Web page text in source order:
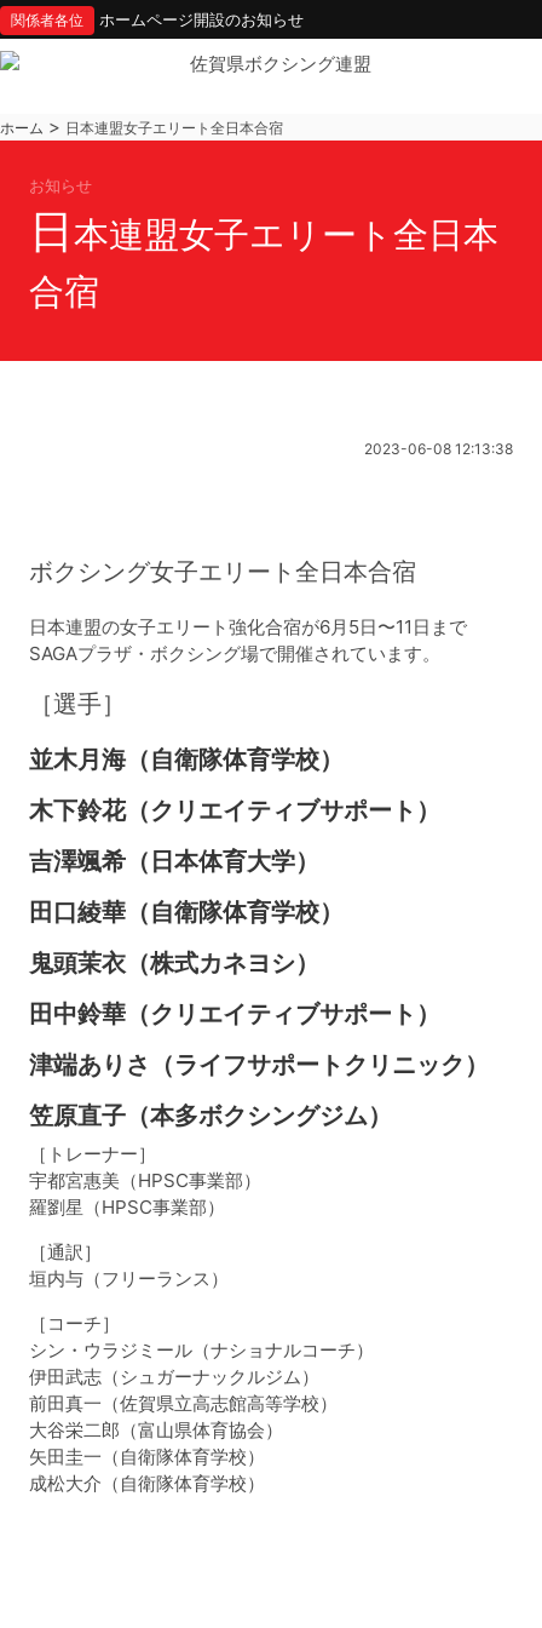
関係者各位 ホームページ開設のお知らせ
ホーム > 日本連盟女子エリート全日本合宿
お知らせ
日本連盟女子エリート全日本
合宿
2023-06-08 12:13:38
ボクシング女子エリート全日本合宿
日本連盟の女子エリート強化合宿が6月5日〜11日まで
SAGAプラザ・ボクシング場で開催されています。
［選手］
並木月海（自衛隊体育学校）
木下鈴花（クリエイティブサポート）
吉澤颯希（日本体育大学）
田口綾華（自衛隊体育学校）
鬼頭茉衣（株式カネヨシ）
田中鈴華（クリエイティブサポート）
津端ありさ（ライフサポートクリニック）
笠原直子（本多ボクシングジム）
［トレーナー］
宇都宮惠美（HPSC事業部）
羅劉星（HPSC事業部）
［通訳］
垣内与（フリーランス）
［コーチ］
シン・ウラジミール（ナショナルコーチ）
伊田武志（シュガーナックルジム）
前田真一（佐賀県立高志館高等学校）
大谷栄二郎（富山県体育協会）
矢田圭一（自衛隊体育学校）
成松大介（自衛隊体育学校）